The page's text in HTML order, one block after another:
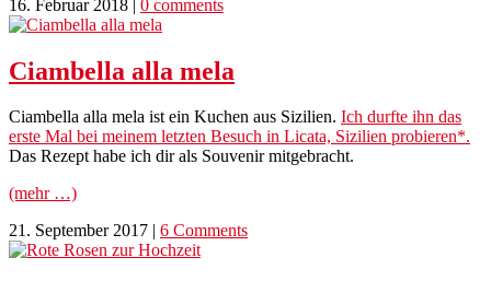
16. Februar 2018 | 0 comments
Ciambella alla mela
Ciambella alla mela ist ein Kuchen aus Sizilien. Ich durfte ihn das
erste Mal bei meinem letzten Besuch in Licata, Sizilien probieren*.
Das Rezept habe ich dir als Souvenir mitgebracht.
(mehr …)
21. September 2017 | 6 Comments